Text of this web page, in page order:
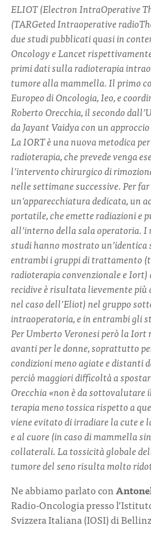
CONTATTI
ITA ENG
ELIOT (Electron IntraOperative
(TARGeted Intraoperative
due studi pubblicati quasi in
Oncology e Lancet
primi dati sulla radioterapia
tumore alla mammella. Il primo
Europeo di Oncologia, Ieo, e
Roberto Orecchia, il secondo
da Jayant Vaidya con un
La IORT è una nuova metodica
radioterapia, che prevede venga
l’intervento chirurgico di
nelle settimane successive. Per
un’apparecchiatura dedicata, un
portatile, che emette radiazioni e
all’interno della sala operatoria.
studi hanno mostrato un’identica
entrambi i gruppi di trattamento
radioterapia convenzionale e Iort)
recidive è risultata lievemente
nel caso dell’Eliot) nel gruppo
intraoperatoria, e in entrambi gli
Per Umberto Veronesi però la Iort
avanti per le donne, soprattutto
condizioni meno agiate e distanti
perciò maggiori difficoltà a
Orecchia «non è da
terapia meno tossica rispetto a
viene evitato di irradiare la cute e
e al cuore (in caso di mammella
collaterali. La tossicità globale
tumore del seno risulta molto
Ne abbiamo parlato con
Radio-Oncologia presso
Svizzera Italiana (IOSI) di